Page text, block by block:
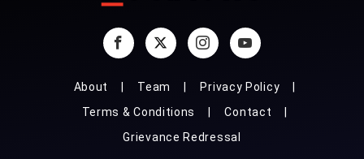
About Team
Privacy Policy
Terms & Conditions
Contact
Grievance Redressal